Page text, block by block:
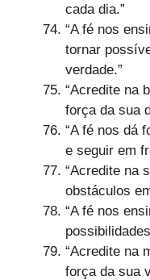
cada dia.”
“A fé nos
tornar
verdade.”
“Acredite na
força da sua
“A fé nos dá
e seguir em
“Acredite na
obstáculos
“A fé nos
“Acredite na
força da sua